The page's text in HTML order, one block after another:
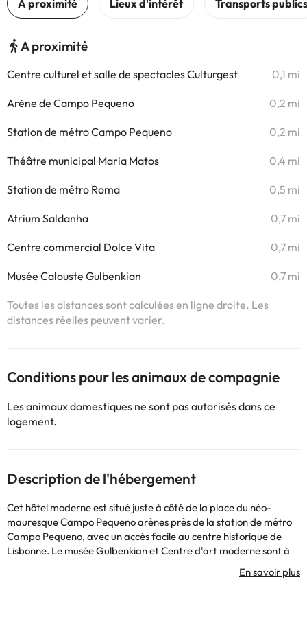
A proximité
Centre culturel et salle de spectacles Culturgest 0,1 mi
Arène de Campo Pequeno 0,2 mi
Station de métro Campo Pequeno 0,2 mi
Théâtre municipal Maria Matos 0,4 mi
Station de métro Roma 0,5 mi
Atrium Saldanha 0,7 mi
Centre commercial Dolce Vita 0,7 mi
Musée Calouste Gulbenkian 0,7 mi
Toutes les distances sont calculées en ligne droite. Les
distances réelles peuvent varier.
Conditions pour les animaux de compagnie
Les animaux domestiques ne sont pas autorisés dans ce
logement.
Description de l'hébergement
Cet hôtel moderne est situé juste à côté de la place du néo-
mauresque Campo Pequeno arènes près de la station de métro
Campo Pequeno, avec un accès facile au centre historique de
Lisbonne. Le musée Gulbenkian et Centre d'art moderne sont à
une courte promenade, places Saldanha et de la Praça do
Marquês de Pombal sont à distance de marche. L'aéroport